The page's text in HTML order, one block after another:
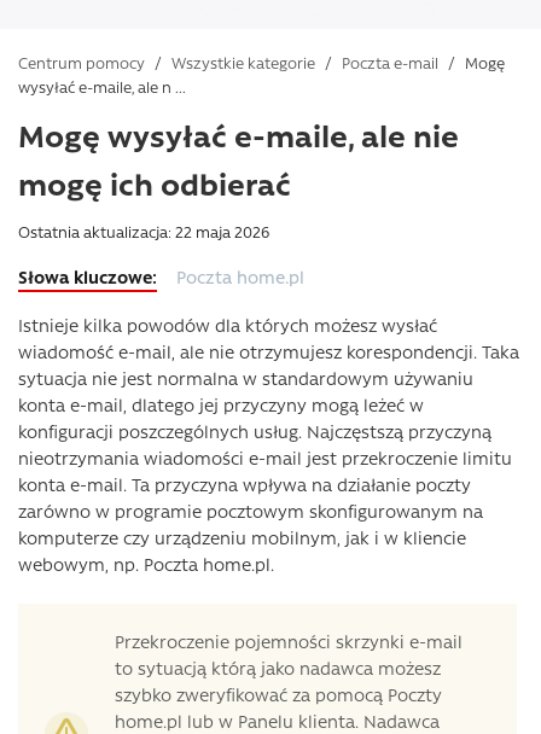
Centrum pomocy / Wszystkie kategorie / Poczta e-mail / Mogę
wysyłać e-maile, ale n ...
Mogę wysyłać e-maile, ale nie
mogę ich odbierać
Ostatnia aktualizacja: 22 maja 2026
Poczta home.pl
Istnieje kilka powodów dla których możesz wysłać
wiadomość e-mail, ale nie otrzymujesz korespondencji. Taka
sytuacja nie jest normalna w standardowym używaniu
konta e-mail, dlatego jej przyczyny mogą leżeć w
konfiguracji poszczególnych usług. Najczęstszą przyczyną
nieotrzymania wiadomości e-mail jest przekroczenie limitu
konta e-mail. Ta przyczyna wpływa na działanie poczty
zarówno w programie pocztowym skonfigurowanym na
komputerze czy urządzeniu mobilnym, jak i w kliencie
webowym, np. Poczta home.pl.
Przekroczenie pojemności skrzynki e-mail
to sytuacją którą jako nadawca możesz
szybko zweryfikować za pomocą Poczty
home.pl lub w Panelu klienta. Nadawca